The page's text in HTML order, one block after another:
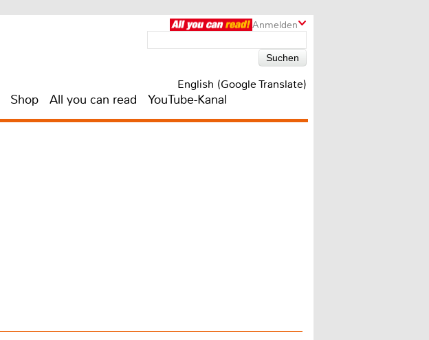
Anmelden
English (Google Translate)
Shop All you can read YouTube-Kanal